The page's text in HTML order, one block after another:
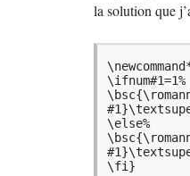
la solution que
\ifnum#1=1%
\else%
\fi}